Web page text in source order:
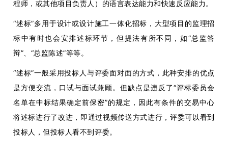
程师，或其他项目负责人）的语言表达能力和快速反应能力。
“述标”多用于设计或设计施工一体化招标，大型项目的监理招
标中有时也会安排述标环节，但提法有所不同，如“总监答
辩”、“总监陈述”等等。
“述标”一般采用投标人与评委面对面的方式，此种安排的优点
是方便交流，口试与面试兼顾。但缺点是违反了“评标委员会
名单在中标结果确定前保密”的规定，因此有条件的交易中心
将述标进行了改进，即通过视频传送方式进行，评委可以看到
投标人，但投标人看不到评委。